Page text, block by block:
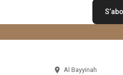
 Al Bayyinah